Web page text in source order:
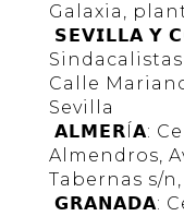
Galaxia,
𝗦𝗘𝗩𝗜𝗟𝗟𝗔 𝗬
Calle
Sevilla
𝗔𝗟𝗠𝗘𝗥Í𝗔:
Almendros,
Tabernas s/
𝗚𝗥𝗔𝗡𝗔𝗗𝗔: